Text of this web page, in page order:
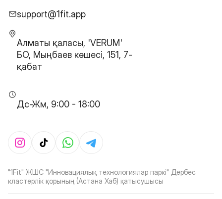
support@1fit.app
Алматы қаласы, 'VERUM'
БО, Мыңбаев көшесі, 151, 7-
қабат
Дс-Жм, 9:00 - 18:00
"1Fit" ЖШС "Инновациялық технологиялар паркі" Дербес
кластерлік қорының (Астана Хаб) қатысушысы